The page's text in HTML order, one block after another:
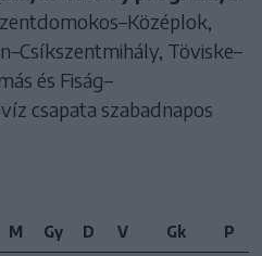
Töviske–
és Fiság–
csapata szabadnapos
M Gy D V Gk P